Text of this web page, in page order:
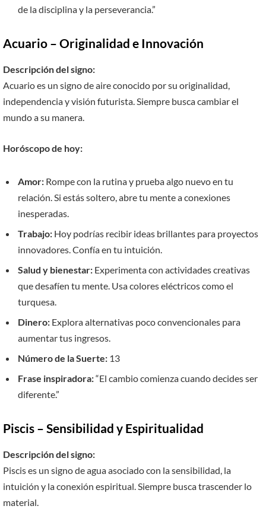
de la disciplina y la perseverancia.”
Acuario – Originalidad e Innovación
Descripción del signo:
Acuario es un signo de aire conocido por su originalidad,
independencia y visión futurista. Siempre busca cambiar el
mundo a su manera.
Horóscopo de hoy:
Amor: Rompe con la rutina y prueba algo nuevo en tu
relación. Si estás soltero, abre tu mente a conexiones
inesperadas.
Trabajo: Hoy podrías recibir ideas brillantes para proyectos
innovadores. Confía en tu intuición.
Salud y bienestar: Experimenta con actividades creativas
que desafíen tu mente. Usa colores eléctricos como el
turquesa.
Dinero: Explora alternativas poco convencionales para
aumentar tus ingresos.
Número de la Suerte: 13
Frase inspiradora:“El cambio comienza cuando decides ser
diferente.”
Piscis – Sensibilidad y Espiritualidad
Descripción del signo:
Piscis es un signo de agua asociado con la sensibilidad, la
intuición y la conexión espiritual. Siempre busca trascender lo
material.